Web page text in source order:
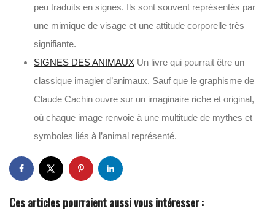
peu traduits en signes. Ils sont souvent représentés par
une mimique de visage et une attitude corporelle très
signifiante.
SIGNES DES ANIMAUX Un livre qui pourrait être un
classique imagier d’animaux. Sauf que le graphisme de
Claude Cachin ouvre sur un imaginaire riche et original,
où chaque image renvoie à une multitude de mythes et
symboles liés à l’animal représenté.
Ces articles pourraient aussi vous intéresser :